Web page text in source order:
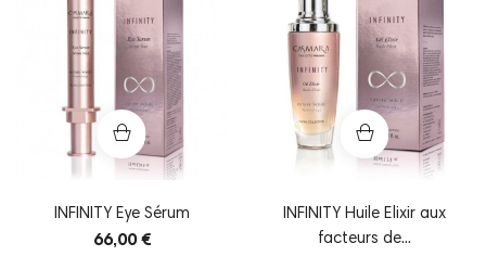
INFINITY Eye Sérum
66,00 €
INFINITY Huile Elixir aux
facteurs de...